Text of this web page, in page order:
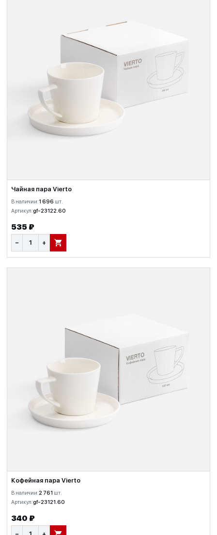
Чайная пара Vierto
В наличии:1 696 шт.
Артикул:gf-23122.60
535 ₽
− + В КОРЗИНУ
Кофейная пара Vierto
В наличии:2 761 шт.
Артикул:gf-23121.60
340 ₽